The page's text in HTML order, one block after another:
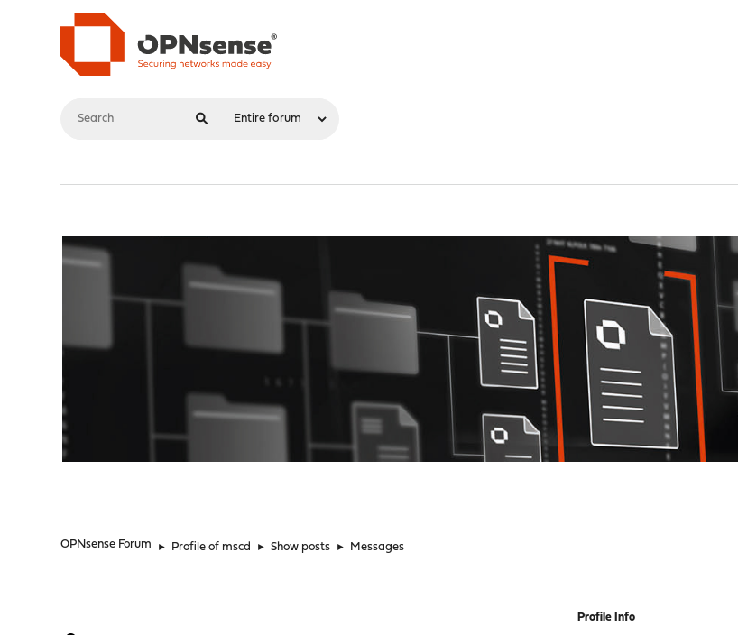
OPNsense Forum ► Profile of mscd ► Show posts ► Messages
Profile Info